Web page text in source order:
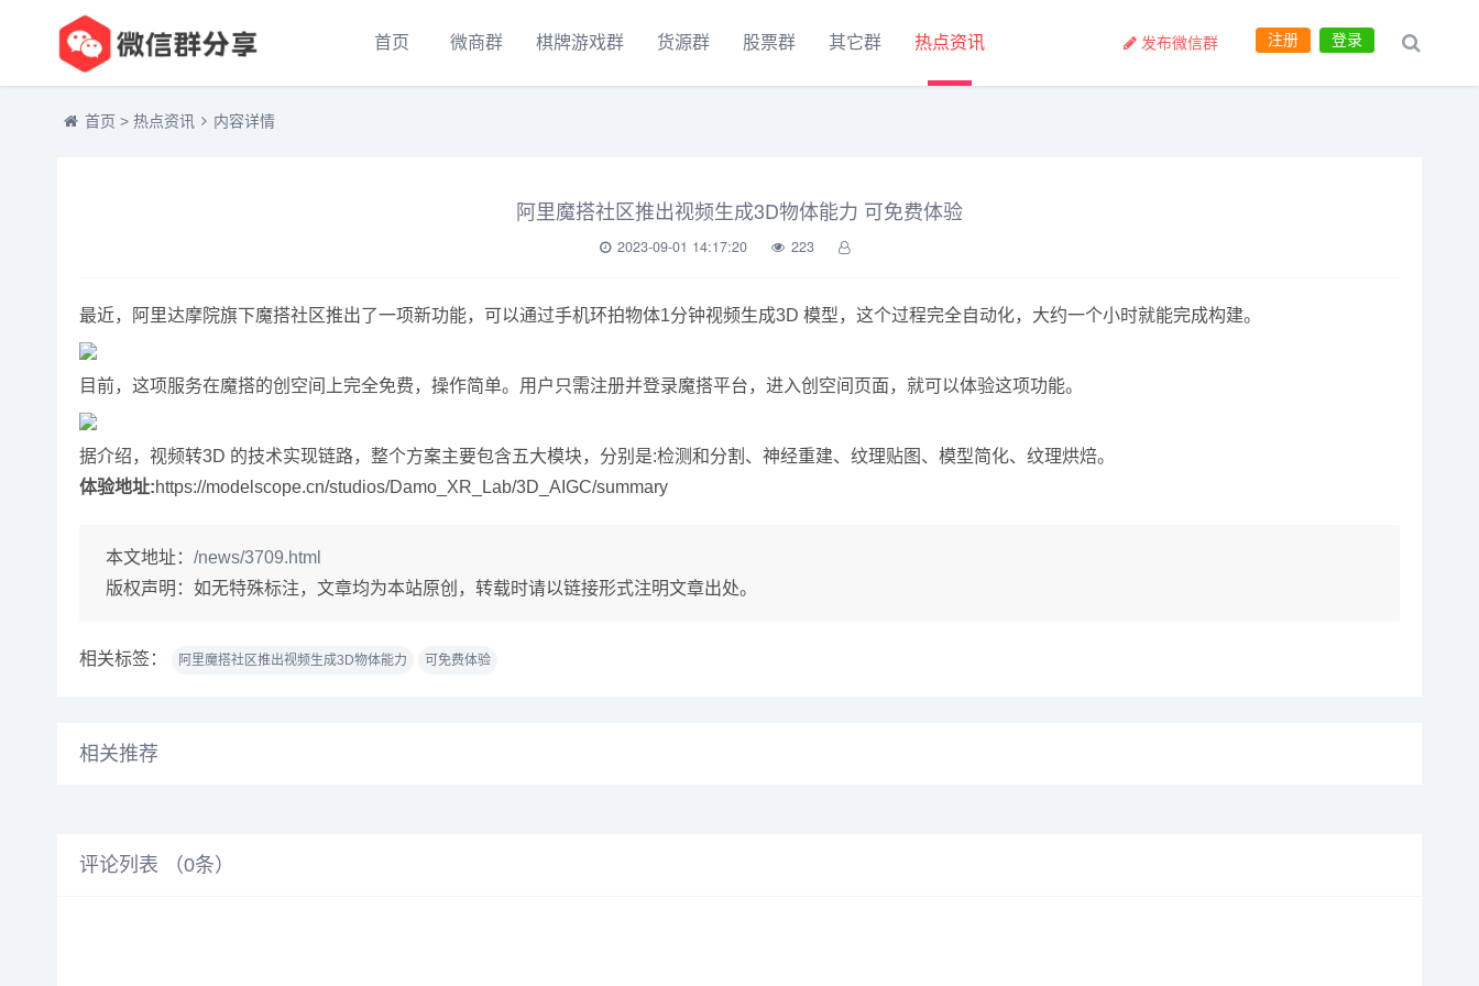
首页 微商群 棋牌游戏群 货源群 股票群 其它群 热点资讯 登录
注册
发布微信群
首页 > 热点资讯 内容详情
阿里魔搭社区推出视频生成3D物体能力 可免费体验
2023-09-01 14:17:20 223
最近，阿里达摩院旗下魔搭社区推出了一项新功能，可以通过手机环拍物体1分钟视频生成3D 模型，这个过程完全自动化，大约一个小时就能完成构建。
目前，这项服务在魔搭的创空间上完全免费，操作简单。用户只需注册并登录魔搭平台，进入创空间页面，就可以体验这项功能。
据介绍，视频转3D 的技术实现链路，整个方案主要包含五大模块，分别是:检测和分割、神经重建、纹理贴图、模型简化、纹理烘焙。
体验地址:https://modelscope.cn/studios/Damo_XR_Lab/3D_AIGC/summary
本文地址： /news/3709.html
版权声明： 如无特殊标注，文章均为本站原创，转载时请以链接形式注明文章出处。
相关标签： 阿里魔搭社区推出视频生成3D物体能力 可免费体验
相关推荐
评论列表 （0条）